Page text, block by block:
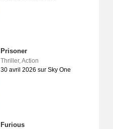
Prisoner
Thriller,Action
30 avril 2026 sur Sky One
Furious